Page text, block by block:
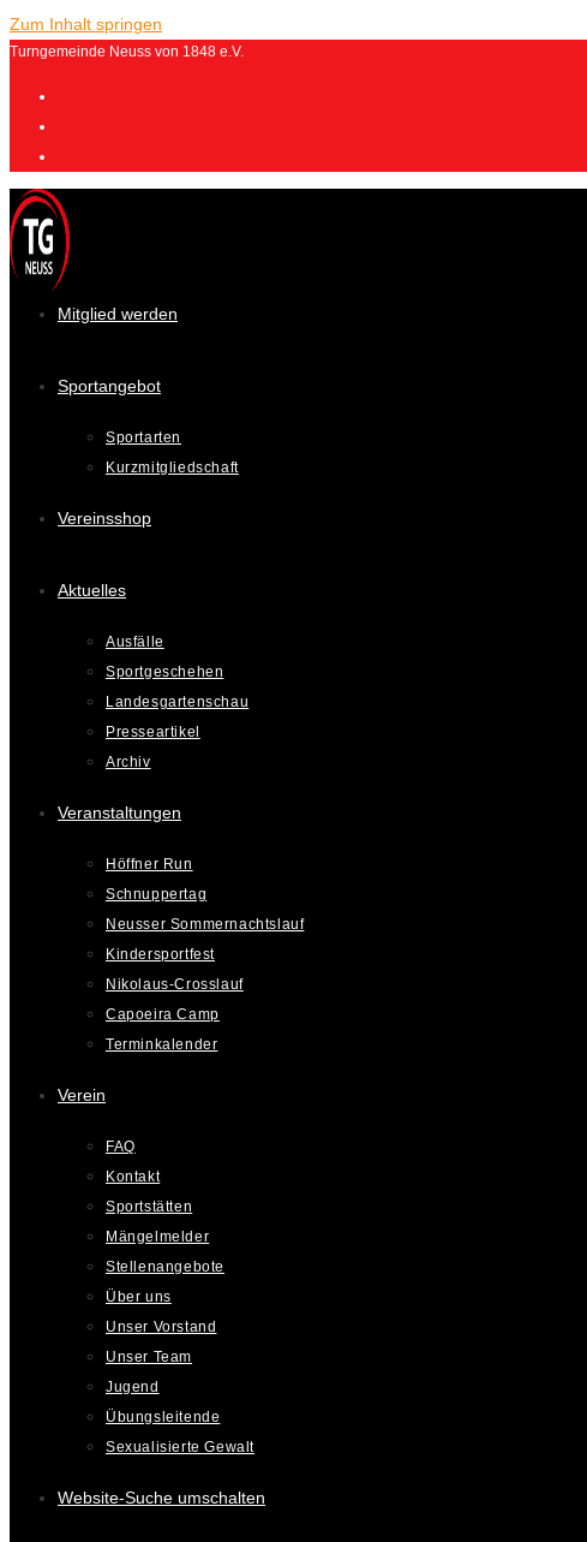
Zum Inhalt springen
Turngemeinde Neuss von 1848 e.V.
Mitglied werden
Sportangebot
Sportarten
Kurzmitgliedschaft
Vereinsshop
Aktuelles
Ausfälle
Sportgeschehen
Landesgartenschau
Presseartikel
Archiv
Veranstaltungen
Höffner Run
Schnuppertag
Neusser Sommernachtslauf
Kindersportfest
Nikolaus-Crosslauf
Capoeira Camp
Terminkalender
Verein
FAQ
Kontakt
Sportstätten
Mängelmelder
Stellenangebote
Über uns
Unser Vorstand
Unser Team
Jugend
Übungsleitende
Sexualisierte Gewalt
Website-Suche umschalten